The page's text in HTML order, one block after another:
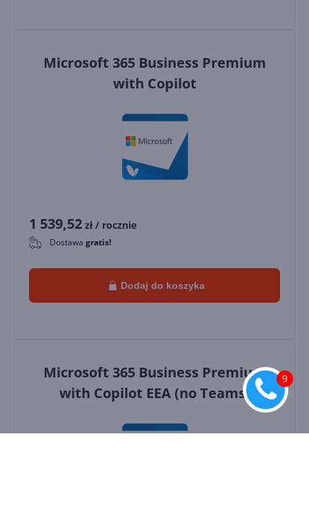
Microsoft 365 Business Premium
with Copilot
1 539,52 zł / rocznie
0 Dostawa gratis!
Dodaj do koszyka
Microsoft 365 Business Premium
with Copilot EEA (no Teams)